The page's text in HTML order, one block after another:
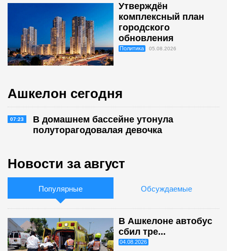
Утверждён
комплексный план
городского
обновления
Политика 05.08.2026
Ашкелон сегодня
07:23
В домашнем бассейне утонула
полуторагодовалая девочка
Новости за август
Популярные Обсуждаемые
В Ашкелоне автобус
сбил тре...
04.08.2026